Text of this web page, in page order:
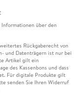
über den
Rückgaberecht von
und Datenträgern ist nur bei
Artikel gilt ein
des Kassenbons und dass
Für digitale Produkte gilt
senden Sie Ihren Widerruf